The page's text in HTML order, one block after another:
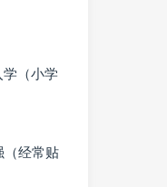
学（小学
（经常贴